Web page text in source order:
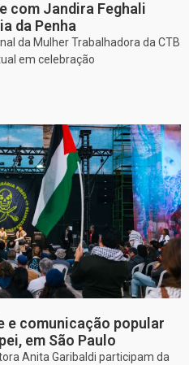
com Jandira Feghali
da Penha
da Mulher Trabalhadora da CTB
em celebração
e comunicação popular
em São Paulo
Anita Garibaldi participam da